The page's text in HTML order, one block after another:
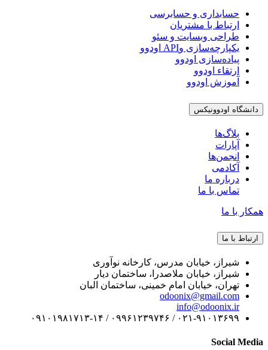
حسابداری و حسابرسی
ارتباط با مشتریان
طراحی وبسایت و سئو
یکپارچه‌سازی وAPI اودوو
پیاده‌سازی اودوو
ارتقاء اودوو
آموزش اودوو
دانشگاه اودوونیکس
بلاگ‌ها
آپارات
انجمن‌ها
آکادمی
درباره ما
تماس با ما
همکار با ما
ارتباط با ما
شیراز، خیابان مدرس، کارخانه نوآوری
شیراز، خیابان ملاصدرا، ساختمان دیار
تهران، خیابان امام خمینی، ساختمان البان
odoonix@gmail.com
info@odoonix.ir
۰۲۱-۹۱۰۱۳۶۹۹ / ۰۹۹۶۱۲۳۹۷۴۶ / ۰۹۱۰۱۹۸۱۷۱۳-۱۴
Social Media